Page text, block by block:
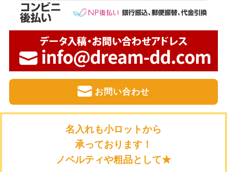
お問い合わせ
名入れも小ロットから
承っております！
ノベルティや粗品として★